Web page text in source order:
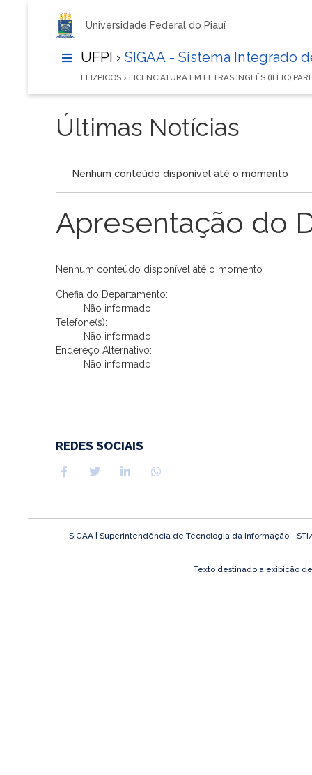
Universidade Federal do Piauí
UFPI › SIGAA - Sistema Integrado
LLI/PICOS › LICENCIATURA EM LETRAS INGLÊS (II LIC)
Últimas Notícias
Nenhum conteúdo disponível até o momento
Apresentação do
Nenhum conteúdo disponível até o momento
Chefia do Departamento:
Não informado
Telefone(s):
Não informado
Endereço Alternativo:
Não informado
REDES SOCIAIS
SIGAA | Superintendência de Tecnologia da Informação -
Texto destinado a exibição